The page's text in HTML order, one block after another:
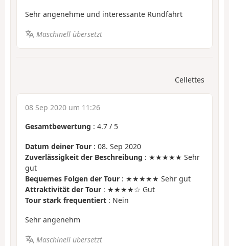
Sehr angenehme und interessante Rundfahrt
Maschinell übersetzt
Cellettes
08 Sep 2020 um 11:26
Gesamtbewertung : 4.7 / 5
Datum deiner Tour : 08. Sep 2020
Zuverlässigkeit der Beschreibung : ★★★★★ Sehr
gut
Bequemes Folgen der Tour : ★★★★★ Sehr gut
Attraktivität der Tour : ★★★★☆ Gut
Tour stark frequentiert : Nein
Sehr angenehm
Maschinell übersetzt